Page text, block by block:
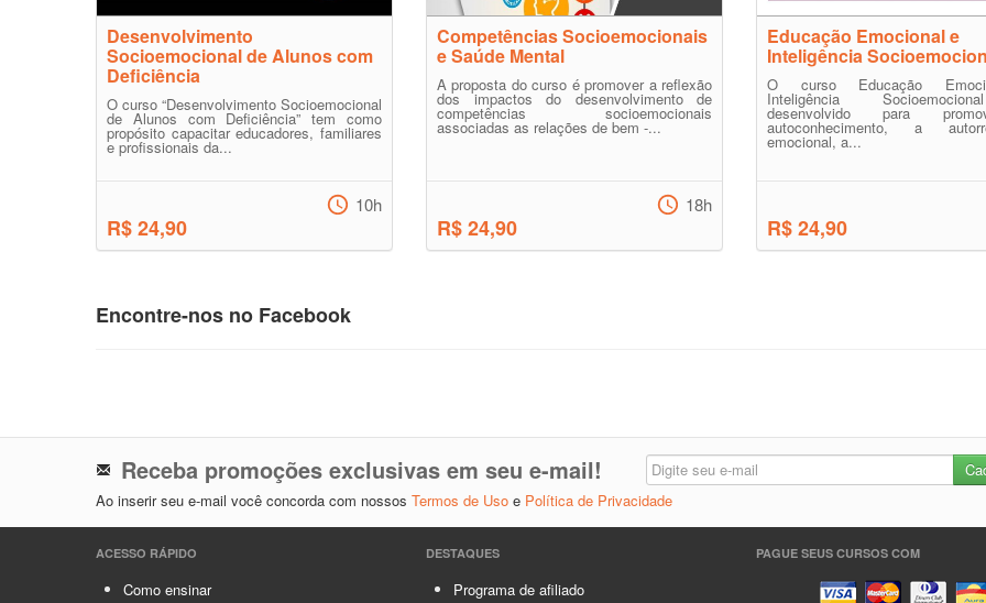
Desenvolvimento
Socioemocional de Alunos com
Deficiência
O curso “Desenvolvimento Socioemocional
de Alunos com Deficiência” tem como
propósito capacitar educadores, familiares
e profissionais da...
R$ 24,90
10h
Competências Socioemocionais
e Saúde Mental
A proposta do curso é promover a reflexão
dos impactos do desenvolvimento de
competências socioemocionais
associadas as relações de bem -...
R$ 24,90
18h
Educação Emocional e
Inteligência
O curso Educação
Inteligência
desenvolvido para
autoconhecimento, a
emocional, a...
R$ 24,90
Encontre-nos no Facebook
Receba promoções exclusivas em seu e-mail!
Ao inserir seu e-mail você concorda com nossos Termos de Uso e Política de Privacidade
ACESSO RÁPIDO
Como ensinar
DESTAQUES
Programa de afiliado
PAGUE SEUS CURSOS COM